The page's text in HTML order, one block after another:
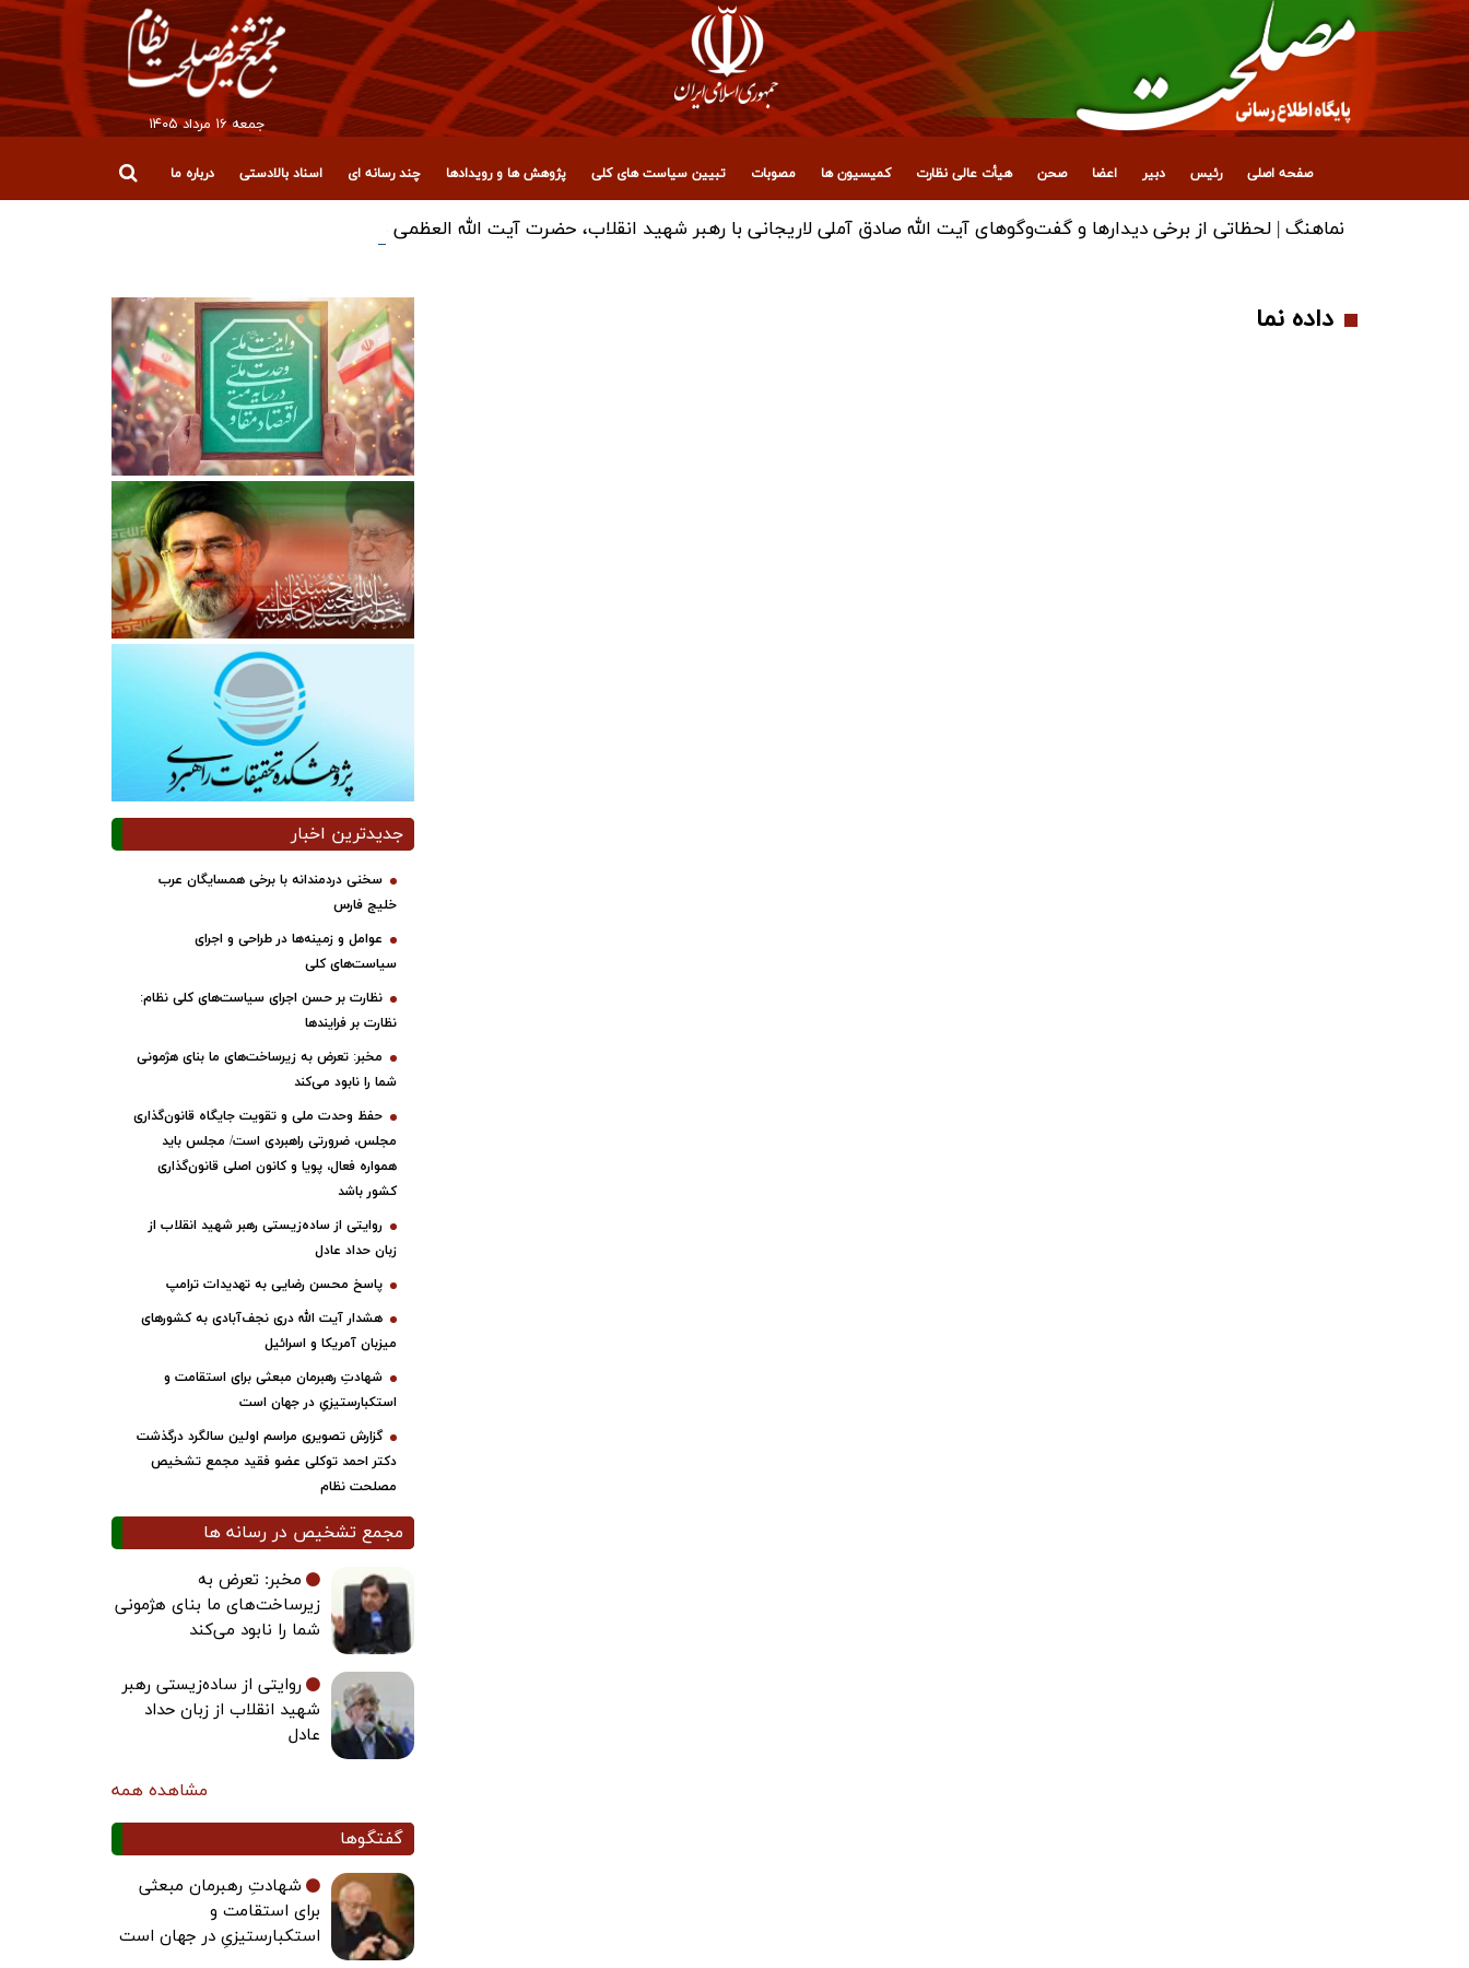
جمعه ۱۶ مرداد ۱۴۰۵
صفحه اصلی رئیس دبیر اعضا صحن هیأت عالی نظارت کمیسیون ها مصوبات تبیین سیاست های کلی پژوهش ها و رویدادها چند رسانه ای اسناد بالادستی درباره ما
نماهنگ | لحظاتی از برخی دیدارها و گفت‌وگوهای آیت ‌الله صادق آملی لاریجانی با رهبر شهید انقلاب، حضرت آیت‌ الله العظمی سیدعلی خامنه‌ای (رضوان‌الله‌علیه)
داده نما
جدیدترین اخبار
سخنی دردمندانه با برخی همسایگان عرب
خلیج فارس
عوامل و زمینه‌ها در طراحی و اجرای
سیاست‌های کلی
نظارت بر حسن اجرای سیاست‌های کلی نظام:
نظارت بر فرایندها
مخبر: تعرض به زیرساخت‌های ما بنای هژمونی
شما را نابود می‌کند
حفظ وحدت ملی و تقویت جایگاه قانون‌گذاری
مجلس، ضرورتی راهبردی است/ مجلس باید
همواره فعال، پویا و کانون اصلی قانون‌گذاری
کشور باشد
روایتی از ساده‌زیستی رهبر شهید انقلاب از
زبان حداد عادل
پاسخ محسن رضایی به تهدیدات ترامپ
هشدار آیت الله دری نجف‌آبادی به کشورهای
میزبان آمریکا و اسرائیل
شهادتِ رهبرمان مبعثی برای استقامت و
استکبارستیزیِ در جهان است
گزارش تصویری مراسم اولین سالگرد درگذشت
دکتر احمد توکلی عضو فقید مجمع تشخیص
مصلحت نظام
مجمع تشخیص در رسانه ها
مخبر: تعرض به
زیرساخت‌های ما بنای هژمونی
شما را نابود می‌کند
روایتی از ساده‌زیستی رهبر
شهید انقلاب از زبان حداد
عادل
مشاهده همه
گفتگوها
شهادتِ رهبرمان مبعثی
برای استقامت و
استکبارستیزیِ در جهان است